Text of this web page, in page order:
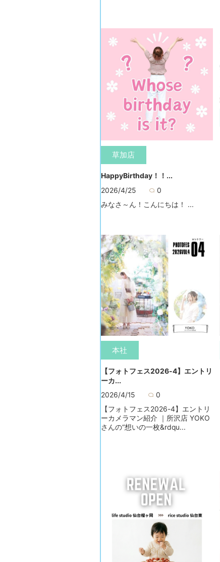
草加店
HappyBirthday！！...
2026/4/25
0
みなさ～ん！こんにちは！ ...
本社
【フォトフェス2026-4】エントリ
ーカ...
2026/4/15
0
【フォトフェス2026-4】エントリ
ーカメラマン紹介 ｜所沢店 YOKO
さんの“想いの一枚&rdqu...